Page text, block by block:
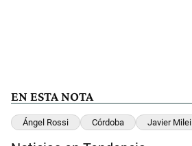
EN ESTA NOTA
Ángel Rossi Córdoba Javier Milei